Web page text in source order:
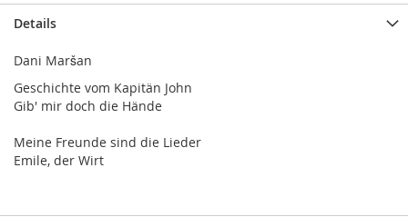
Details
Dani Maršan
Geschichte vom Kapitän John
Gib' mir doch die Hände
Meine Freunde sind die Lieder
Emile, der Wirt